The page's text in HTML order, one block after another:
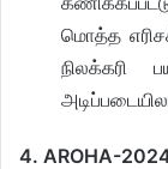
மொத்த
நிலக்கரி
4. AROHA-